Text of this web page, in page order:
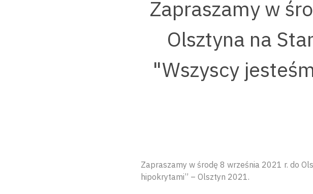
Zapraszamy w
Olsztyna na
"Wszyscy
Zapraszamy w środę 8 września 2021 r. do
hipokrytami” – Olsztyn 2021.